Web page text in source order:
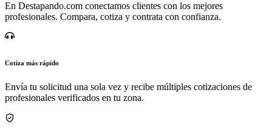
En Destapando.com conectamos clientes con los mejores
profesionales. Compara, cotiza y contrata con confianza.
Cotiza más rápido
Envía tu solicitud una sola vez y recibe múltiples cotizaciones de
profesionales verificados en tu zona.